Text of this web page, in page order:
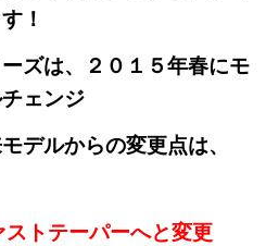
す！
ズは、２０１５年春にモ
ェンジ
デルからの変更点は、
トテーパーへと変更